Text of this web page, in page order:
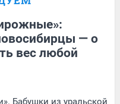
— о
вес любой
Бабушки из уральской